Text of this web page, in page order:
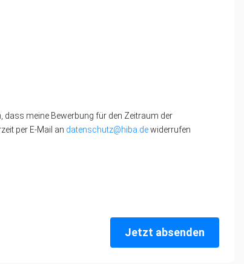
dass meine Bewerbung für den Zeitraum der
per E-Mail an datenschutz@hiba.dewiderrufen
Jetzt absenden